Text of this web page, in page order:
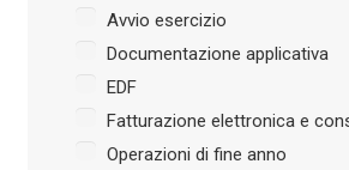
Avvio esercizio
Documentazione applicativa
EDF
Fatturazione elettronica e
Operazioni di fine anno